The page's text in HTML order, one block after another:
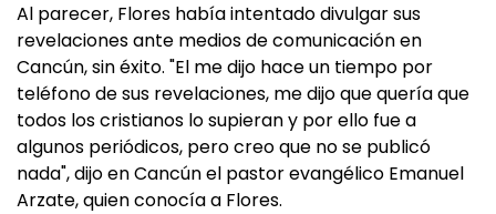
Al parecer, Flores había intentado divulgar sus
revelaciones ante medios de comunicación en
Cancún, sin éxito. "El me dijo hace un tiempo por
teléfono de sus revelaciones, me dijo que quería que
todos los cristianos lo supieran y por ello fue a
algunos periódicos, pero creo que no se publicó
nada", dijo en Cancún el pastor evangélico Emanuel
Arzate, quien conocía a Flores.